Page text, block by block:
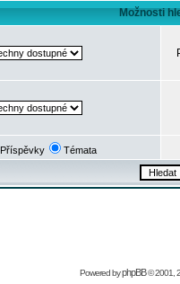
Možnosti
Příspěvky Témata
Powered byphpBB© 2001,